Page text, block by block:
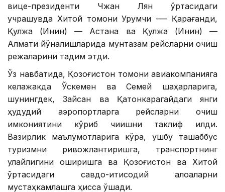
вице-президенти Чжан Лян ўртасидаги
учрашувда Хитой томони Урумчи -— Қарағанди,
Қулжа (Инин) — Астана ва Қулжа (Инин) —
Алмати йўналишларида мунтазам рейсларни очиш
режаларини тақдим этди.
Ўз навбатида, Қозоғистон томони авиакомпанияга
келажакда Ўскемен ва Семей шаҳарларига,
шунингдек, Зайсан ва Қатонкарагайдаги янги
ҳудудий аэропортларга рейсларни очиш
имкониятини кўриб чиқишни таклиф қилди.
Вазирлик маълумотларига кўра, ушбу ташаббус
туризмни ривожлантиришга, транспортнинг
қулайлигини оширишга ва Қозоғистон ва Хитой
ўртасидаги савдо-иқтисодий алоқаларни
мустаҳкамлашга ҳисса қўшади.